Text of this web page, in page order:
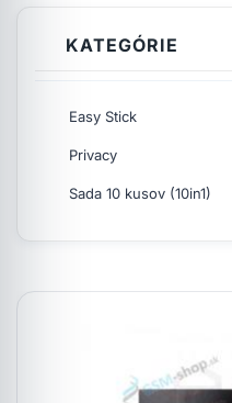
KATEGÓRIE
Easy Stick
Privacy
Sada 10 kusov (10in1)